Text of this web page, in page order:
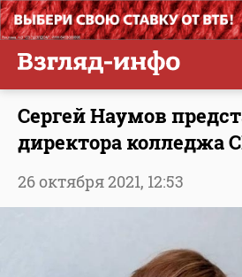
Сергей Наумов
директора колледжа
26 октября 2021, 12:53